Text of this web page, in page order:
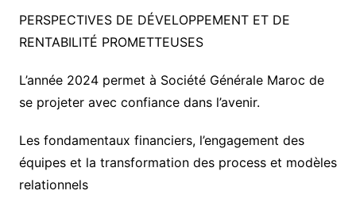
PERSPECTIVES DE DÉVELOPPEMENT ET DE
RENTABILITÉ PROMETTEUSES
L’année 2024 permet à Société Générale Maroc de
se projeter avec confiance dans l’avenir.
Les fondamentaux financiers, l’engagement des
équipes et la transformation des process et modèles
relationnels